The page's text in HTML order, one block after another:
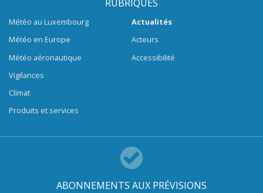
RUBRIQUES
Météo au Luxembourg
Météo en Europe
Météo aéronautique
Vigilances
Climat
Produits et services
Actualités
Acteurs
Accessibilité
ABONNEMENTS AUX PRÉVISIONS